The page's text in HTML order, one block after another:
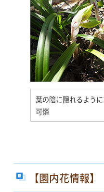
葉の陰に隠れるよう
可憐
【園内花情報】